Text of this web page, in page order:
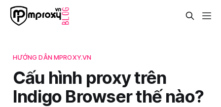
HƯỚNG DẪN MPROXY.VN
Cấu hình proxy trên
Indigo Browser thế nào?